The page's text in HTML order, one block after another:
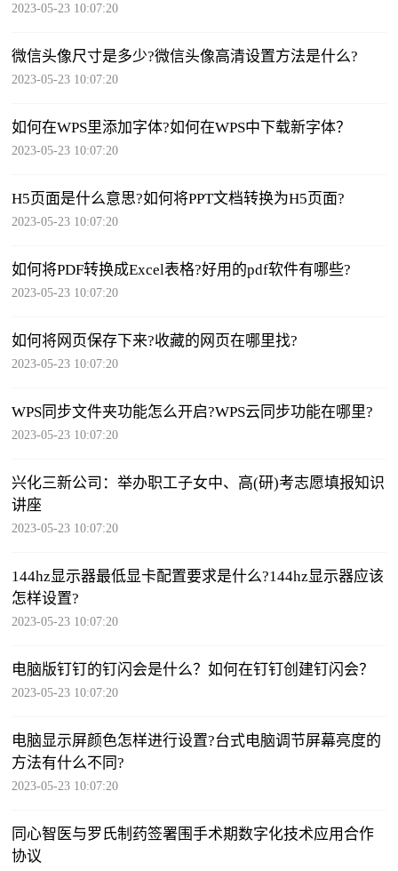
2023-05-23 10:07:20
微信头像尺寸是多少?微信头像高清设置方法是什么?
2023-05-23 10:07:20
如何在WPS里添加字体?如何在WPS中下载新字体？
2023-05-23 10:07:20
H5页面是什么意思?如何将PPT文档转换为H5页面?
2023-05-23 10:07:20
如何将PDF转换成Excel表格?好用的pdf软件有哪些?
2023-05-23 10:07:20
如何将网页保存下来?收藏的网页在哪里找?
2023-05-23 10:07:20
WPS同步文件夹功能怎么开启?WPS云同步功能在哪里?
2023-05-23 10:07:20
兴化三新公司：举办职工子女中、高(研)考志愿填报知识
讲座
2023-05-23 10:07:20
144hz显示器最低显卡配置要求是什么?144hz显示器应该
怎样设置?
2023-05-23 10:07:20
电脑版钉钉的钉闪会是什么？如何在钉钉创建钉闪会？
2023-05-23 10:07:20
电脑显示屏颜色怎样进行设置?台式电脑调节屏幕亮度的
方法有什么不同?
2023-05-23 10:07:20
同心智医与罗氏制药签署围手术期数字化技术应用合作
协议